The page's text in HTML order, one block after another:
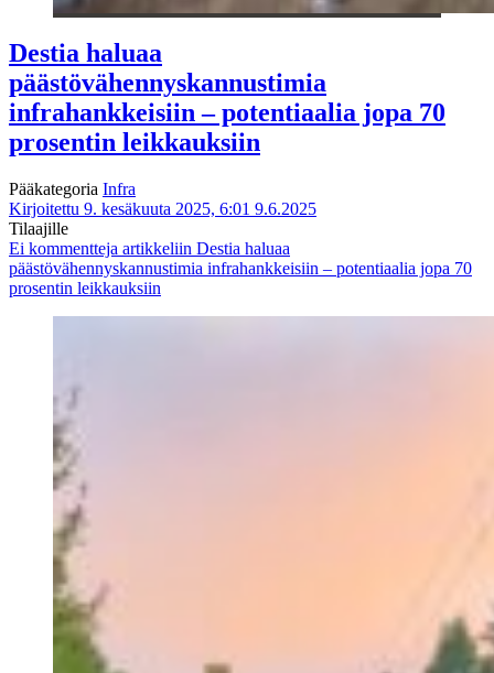
Destia haluaa
päästövähennyskannustimia
infrahankkeisiin – potentiaalia jopa 70
prosentin leikkauksiin
Pääkategoria Infra
Kirjoitettu 9. kesäkuuta 2025, 6:01 9.6.2025
Tilaajille
Ei kommentteja artikkeliin Destia haluaa
päästövähennyskannustimia infrahankkeisiin – potentiaalia jopa 70
prosentin leikkauksiin